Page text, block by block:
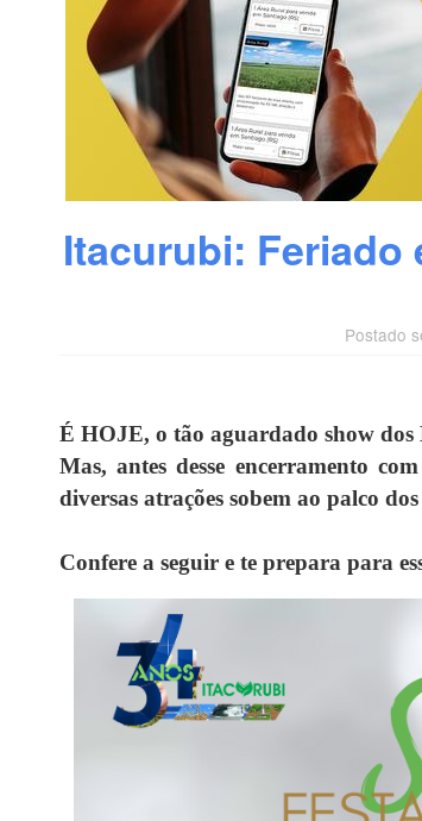
Itacurubi: Feriado
Postado
É HOJE, o tão aguardado show
Mas, antes desse encerramento
diversas atrações sobem ao palco
Confere a seguir e te prepara para